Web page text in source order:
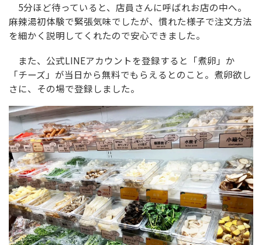
5分ほど待っていると、店員さんに呼ばれお店の中へ。
麻辣湯初体験で緊張気味でしたが、慣れた様子で注文方法
を細かく説明してくれたので安心できました。
また、公式LINEアカウントを登録すると「煮卵」か
「チーズ」が当日から無料でもらえるとのこと。煮卵欲し
さに、その場で登録しました。